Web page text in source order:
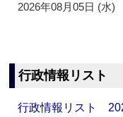
2026年08月05日 (水)
行政情報リスト
行政情報リスト